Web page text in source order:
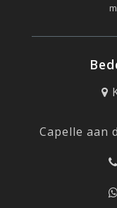
Capelle aan